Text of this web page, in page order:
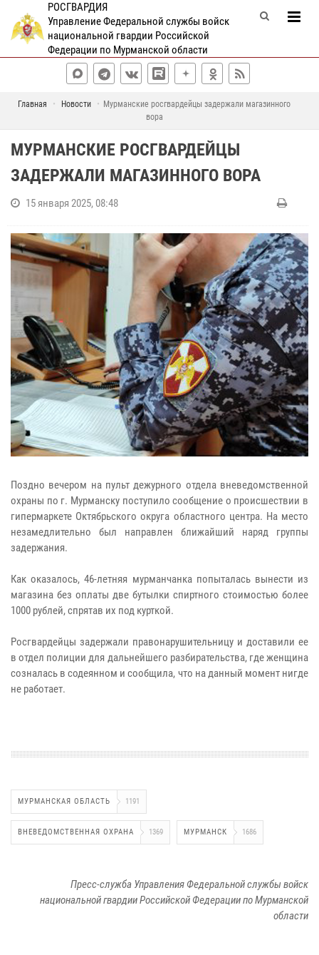
РОСГВАРДИЯ
Управление Федеральной службы войск
национальной гвардии Российской
Федерации по Мурманской области
Главная Новости
Мурманские росгвардейцы задержали магазинного
вора
МУРМАНСКИЕ РОСГВАРДЕЙЦЫ
ЗАДЕРЖАЛИ МАГАЗИННОГО ВОРА
15 января 2025, 08:48
Поздно вечером на пульт дежурного отдела вневедомственной
охраны по г. Мурманску поступило сообщение о происшествии в
гипермаркете Октябрьского округа областного центра. На место
незамедлительно был направлен ближайший наряд группы
задержания.
Как оказалось, 46-летняя мурманчанка попыталась вынести из
магазина без оплаты две бутылки спиртного стоимостью более
1000 рублей, спрятав их под курткой.
Росгвардейцы задержали правонарушительницу и доставили ее
в отдел полиции для дальнейшего разбирательства, где женщина
созналась в содеянном и сообщила, что на данный момент нигде
не работает.
МУРМАНСКАЯ ОБЛАСТЬ 1191
ВНЕВЕДОМСТВЕННАЯ ОХРАНА 1369 МУРМАНСК 1686
Пресс-служба Управления Федеральной службы войск
национальной гвардии Российской Федерации по Мурманской
области